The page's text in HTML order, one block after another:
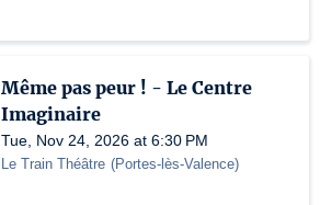
Même pas peur ! - Le Centre
Imaginaire
Tue, Nov 24, 2026 at 6:30 PM
Le Train Théâtre (Portes-lès-Valence)